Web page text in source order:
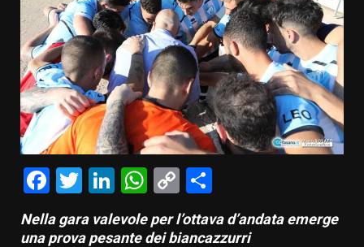
Facebook
Twitter
LinkedIn
WhatsApp
Copy
Link
Nella gara valevole per l’ottava d’andata emerge
una prova pesante dei biancazzurri